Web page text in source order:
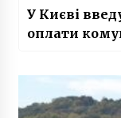
У Києві
оплати